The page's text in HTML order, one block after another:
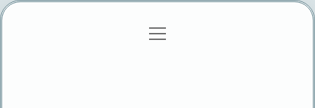
Gizlilik Politikası
menüyü